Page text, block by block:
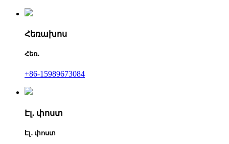
Հեռախոս
Հեռ․
+86-15989673084
Էլ․ փոստ
Էլ․ փոստ